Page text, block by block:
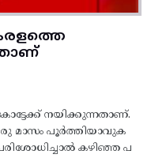
നയിക്കുന്നതാണ്.
മാസം പൂര്‍ത്തിയാവുക
കഴിഞ്ഞ പ